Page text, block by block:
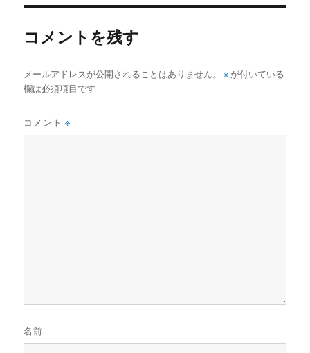
コメントを残す
メールアドレスが公開されることはありません。 ※が付いている
欄は必須項目です
コメント※
名前